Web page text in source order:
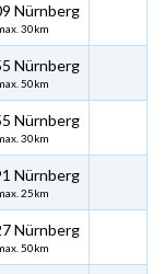
Nürnberg
30km
Nürnberg
50km
Nürnberg
30km
Nürnberg
25km
Nürnberg
50km